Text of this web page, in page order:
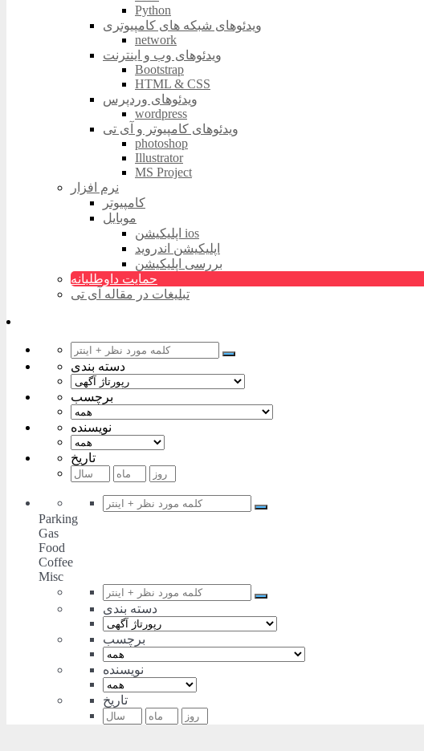
Python
ویدئوهای شبکه های کامپیوتری
network
ویدئوهای وب و اینترنت
Bootstrap
HTML & CSS
ویدئوهای وردپرس
wordpress
ویدئوهای کامپیوتر و آی تی
photoshop
Illustrator
MS Project
نرم افزار
کامپیوتر
موبایل
اپلیکیشن ios
اپلیکیشن اندروید
بررسی اپلیکیشن
حمایت داوطلبانه
تبلیغات در مقاله آی تی
دسته بندی
برچسب
نویسنده
تاریخ
Parking
Gas
Food
Coffee
Misc
دسته بندی
برچسب
نویسنده
تاریخ